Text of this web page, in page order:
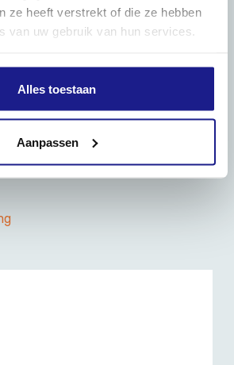
ze heeft verstrekt of die ze hebben
van uw gebruik van hun services.
Alles toestaan
Aanpassen
07:30 - 17:00
- 12:00